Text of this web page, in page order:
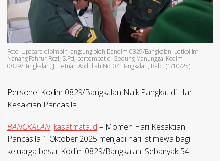
Foto: Upacara dipimpin langsung oleh Dandim 0829/Bangkalan, Letkol Inf
Nanang Fahrur Rozi, S.Pd, bertempat di Gedung Manunggal Kodim
0829/Bangkalan, Jl. Letnan Abdullah No. 04 Bangkalan, Rabu (1/10/25).
Personel Kodim 0829/Bangkalan Naik Pangkat di Hari
Kesaktian Pancasila
BANGKALAN, kasatmata.id – Momen Hari Kesaktian
Pancasila 1 Oktober 2025 menjadi hari istimewa bagi
keluarga besar Kodim 0829/Bangkalan. Sebanyak 54